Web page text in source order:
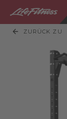
ZURÜCK ZU